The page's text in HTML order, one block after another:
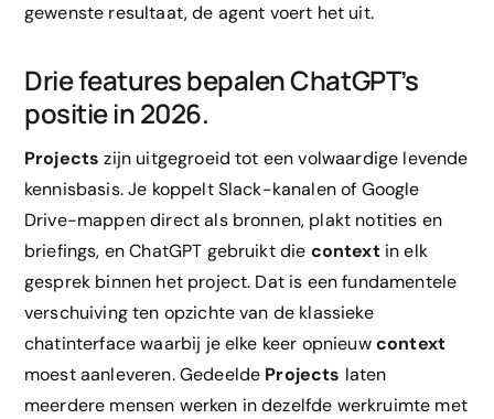
gewenste resultaat, de agent voert het uit.
Drie features bepalen ChatGPT’s
positie in 2026.
Projects zijn uitgegroeid tot een volwaardige levende
kennisbasis. Je koppelt Slack-kanalen of Google
Drive-mappen direct als bronnen, plakt notities en
briefings, en ChatGPT gebruikt die contextin elk
gesprek binnen het project. Dat is een fundamentele
verschuiving ten opzichte van de klassieke
chatinterface waarbij je elke keer opnieuwcontext
moest aanleveren. Gedeelde Projects laten
meerdere mensen werken in dezelfde werkruimte met